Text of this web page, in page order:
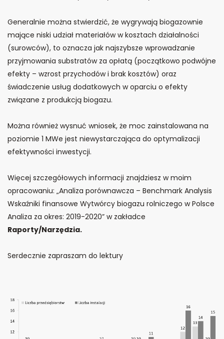
Generalnie można stwierdzić, że wygrywają biogazownie
mające niski udział materiałów w kosztach działalności
(surowców), to oznacza jak najszybsze wprowadzanie
przyjmowania substratów za opłatą (początkowo podwójne
efekty – wzrost przychodów i brak kosztów) oraz
świadczenie usług dodatkowych w oparciu o efekty
związane z produkcją biogazu.
Można również wysnuć wniosek, że moc zainstalowana na
poziomie 1 MWe jest niewystarczająca do optymalizacji
efektywności inwestycji.
Więcej szczegółowych informacji znajdziesz w moim
opracowaniu: „Analiza porównawcza – Benchmark Analysis
Wskaźniki finansowe Wytwórcy biogazu rolniczego w Polsce
Analiza za okres: 2019-2020” w zakładce
Raporty/Narzędzia.
Serdecznie zapraszam do lektury